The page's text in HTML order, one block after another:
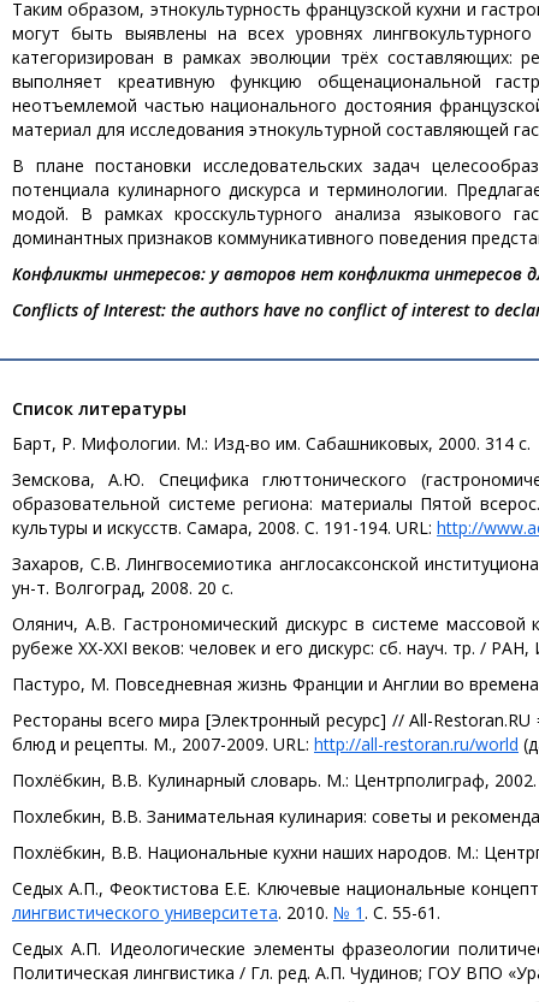
Таким образом, этнокультурность французской кухни и
могут быть выявлены на всех уровнях
категоризирован в рамках эволюции трёх составляющих:
выполняет креативную функцию общенациональной
неотъемлемой частью национального достояния
материал для исследования этнокультурной составляющей
В плане постановки исследовательских задач
потенциала кулинарного дискурса и терминологии.
модой. В рамках кросскультурного анализа языкового
доминантных признаков коммуникативного поведения
Конфликты интересов: у авторов нет конфликта интересов
Conflicts of Interest: the authors have no conflict of interest to
Список литературы
Барт, Р. Мифологии. М.: Изд-во им. Сабашниковых, 2000. 314 с.
Земскова, А.Ю. Специфика глюттонического
образовательной системе региона: материалы Пятой
культуры и искусств. Самара, 2008. С. 191-194. URL: http://
Захаров, С.В. Лингвосемиотика англосаксонской
ун-т. Волгоград, 2008. 20 с.
Олянич, А.В. Гастрономический дискурс в системе
рубеже XX-XXI веков: человек и его дискурс: сб. науч. тр. /
Пастуро, М. Повседневная жизнь Франции и Англии во
Рестораны всего мира [Электронный ресурс] // All-
блюд и рецепты. М., 2007-2009. URL: http://all-restoran.ru/world
Похлёбкин, В.В. Кулинарный словарь. М.: Центрполиграф, 2002.
Похлебкин, В.В. Занимательная кулинария: советы и
Похлёбкин, В.В. Национальные кухни наших народов. М.:
Седых А.П., Феоктистова Е.Е. Ключевые национальные
лингвистического университета. 2010. № 1. С. 55-61.
Седых А.П. Идеологические элементы фразеологии
Политическая лингвистика / Гл. ред. А.П. Чудинов; ГОУ ВПО